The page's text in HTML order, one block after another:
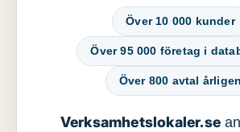
Över 10 000 kunder
Över 95 000 företag i
Över 800 avtal årligen
Verksamhetslokaler.se